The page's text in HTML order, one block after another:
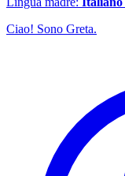
Ciao! Sono Greta.